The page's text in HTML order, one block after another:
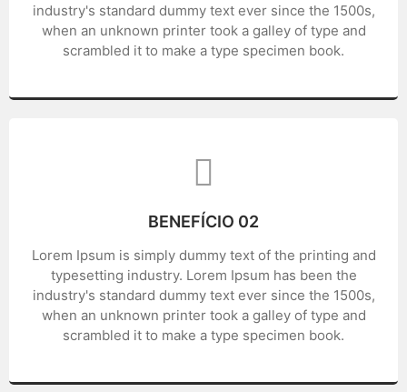
industry's standard dummy text ever since the 1500s,
when an unknown printer took a galley of type and
scrambled it to make a type specimen book.
BENEFÍCIO 02
Lorem Ipsum is simply dummy text of the printing and
typesetting industry. Lorem Ipsum has been the
industry's standard dummy text ever since the 1500s,
when an unknown printer took a galley of type and
scrambled it to make a type specimen book.